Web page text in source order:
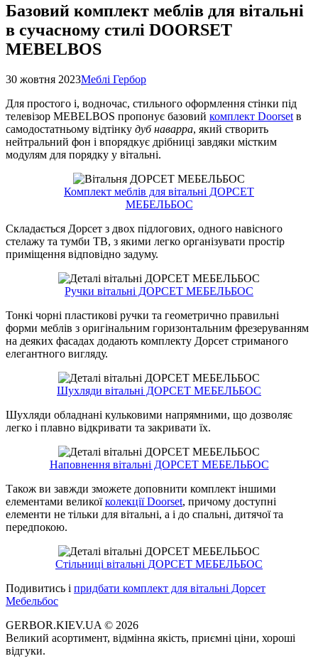
Базовий комплект меблів для вітальні
в сучасному стилі DOORSET
MEBELBOS
30 жовтня 2023Меблі Гербор
Для простого і, водночас, стильного оформлення стінки під
телевізор MEBELBOS пропонує базовий комплект Doorset в
самодостатньому відтінку дуб наварра, який створить
нейтральний фон і впорядкує дрібниці завдяки містким
модулям для порядку у вітальні.
Комплект меблів для вітальні ДОРСЕТ
МЕБЕЛЬБОС
Складається Дорсет з двох підлогових, одного навісного
стелажу та тумби ТВ, з якими легко організувати простір
приміщення відповідно задуму.
Ручки вітальні ДОРСЕТ МЕБЕЛЬБОС
Тонкі чорні пластикові ручки та геометрично правильні
форми меблів з оригінальним горизонтальним фрезеруванням
на деяких фасадах додають комплекту Дорсет стриманого
елегантного вигляду.
Шухляди вітальні ДОРСЕТ МЕБЕЛЬБОС
Шухляди обладнані кульковими напрямними, що дозволяє
легко і плавно відкривати та закривати їх.
Наповнення вітальні ДОРСЕТ МЕБЕЛЬБОС
Також ви завжди зможете доповнити комплект іншими
елементами великоїколекції Doorset, причому доступні
елементи не тільки для вітальні, а і до спальні, дитячої та
передпокою.
Стільниці вітальні ДОРСЕТ МЕБЕЛЬБОС
Подивитись і придбати комплект для вітальні Дорсет
Мебельбос
GERBOR.KIEV.UA © 2026
Великий асортимент, відмінна якість, приємні ціни, хороші
відгуки.